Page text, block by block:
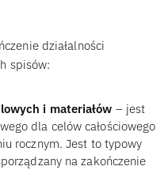
działalności
spisów:
i materiałów – jest
dla celów całościowego
rocznym. Jest to typowy
na zakończenie